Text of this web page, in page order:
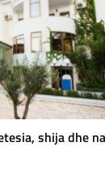
shija dhe